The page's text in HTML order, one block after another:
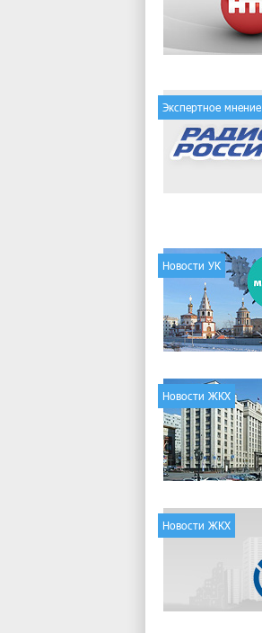
Экспертное мнение
Новости УК
Новости ЖКХ
Новости ЖКХ